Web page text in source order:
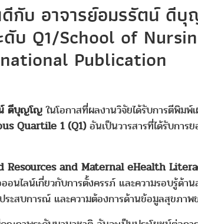
กับ อาจารย์อมรรัตน์ ดี
บ Q1/School of
Publication
น์ ดีบุญโญในโอกาสที่ผลงานวิจัยได้รับการตีพิมพ์
Quartile 1 (Q1)อันเป็นวารสารที่ได้รับการ
and Maternal eHealth
ไลน์เกี่ยวกับการตั้งครรภ์ และความรอบรู้ด้า
ะสบการณ์ และความต้องการด้านข้อมูลสุขภา